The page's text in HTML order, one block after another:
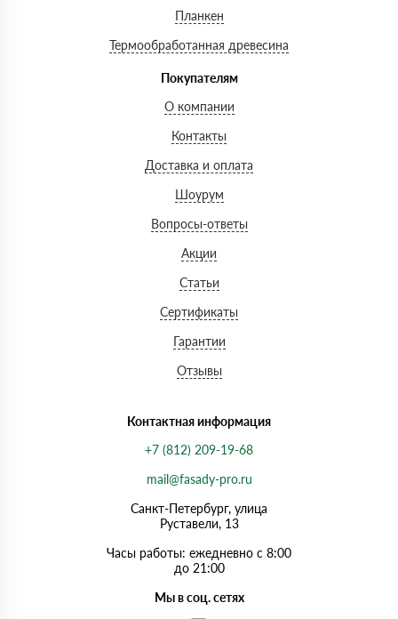
Планкен
Термообработанная древесина
Покупателям
О компании
Контакты
Доставка и оплата
Шоурум
Вопросы-ответы
Акции
Статьи
Сертификаты
Гарантии
Отзывы
Контактная информация
+7 (812) 209-19-68
mail@fasady-pro.ru
Санкт-Петербург, улица
Руставели, 13
Часы работы: ежедневно с 8:00
до 21:00
Мы в соц. сетях